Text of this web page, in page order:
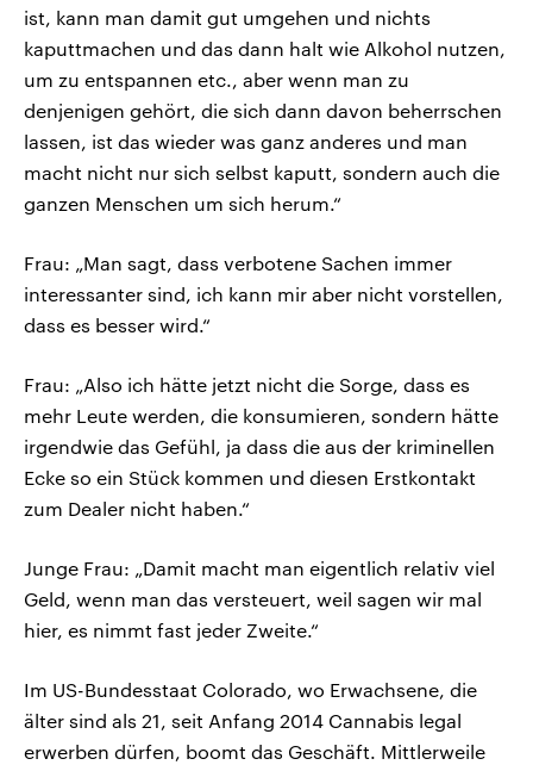
ist, kann man damit gut umgehen und nichts
kaputtmachen und das dann halt wie Alkohol nutzen,
um zu entspannen etc., aber wenn man zu
denjenigen gehört, die sich dann davon beherrschen
lassen, ist das wieder was ganz anderes und man
macht nicht nur sich selbst kaputt, sondern auch die
ganzen Menschen um sich herum.“
Frau: „Man sagt, dass verbotene Sachen immer
interessanter sind, ich kann mir aber nicht vorstellen,
dass es besser wird.“
Frau: „Also ich hätte jetzt nicht die Sorge, dass es
mehr Leute werden, die konsumieren, sondern hätte
irgendwie das Gefühl, ja dass die aus der kriminellen
Ecke so ein Stück kommen und diesen Erstkontakt
zum Dealer nicht haben.“
Junge Frau: „Damit macht man eigentlich relativ viel
Geld, wenn man das versteuert, weil sagen wir mal
hier, es nimmt fast jeder Zweite.“
Im US-Bundesstaat Colorado, wo Erwachsene, die
älter sind als 21, seit Anfang 2014 Cannabis legal
erwerben dürfen, boomt das Geschäft. Mittlerweile